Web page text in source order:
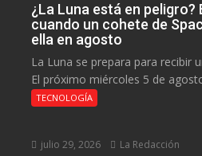
¿La Luna está en
cuando un cohete de
ella en agosto
La Luna se prepara para recibir
El próximo miércoles 5 de
TECNOLOGÍA
julio 29, 2026 La Redacción